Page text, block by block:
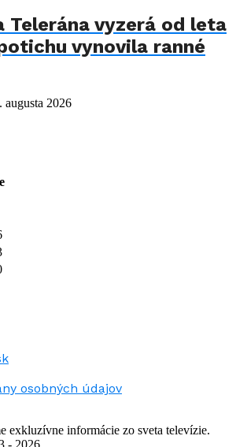
Telerána vyzerá od leta
vynovila ranné
augusta 2026
osobných údajov
exkluzívne informácie zo sveta televízie.